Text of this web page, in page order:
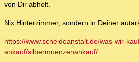
von Dir abholt.
Nix Hinterzimmer, sondern in Deiner
https://www.scheideanstalt.de/was-wir-
ankauf/silbermuenzenankauf/